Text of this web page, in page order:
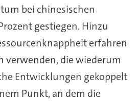
bei chinesischen
gestiegen. Hinzu
erfahren
verwenden, die wiederum
Entwicklungen gekoppelt
Punkt, an dem die